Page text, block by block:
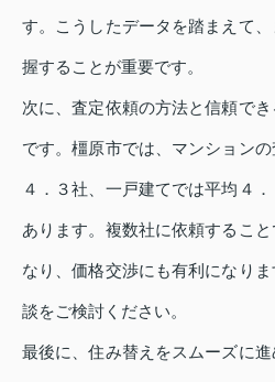
す。こうしたデータを踏まえて
握することが重要です。
次に、査定依頼の方法と信頼で
です。橿原市では、マンション
４．３社、一戸建てでは平均４
あります。複数社に依頼するこ
なり、価格交渉にも有利になり
談をご検討ください。
最後に、住み替えをスムーズに